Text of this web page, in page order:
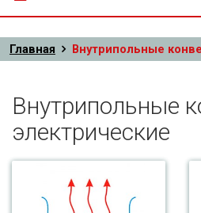
Главная Внутрипольные
Внутрипольные
электрические